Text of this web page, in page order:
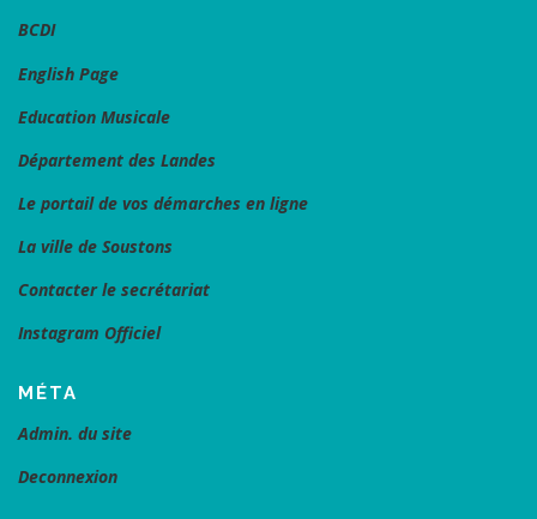
BCDI
English Page
Education Musicale
Département des Landes
Le portail de vos démarches en ligne
La ville de Soustons
Contacter le secrétariat
Instagram Officiel
MÉTA
Admin. du site
Deconnexion